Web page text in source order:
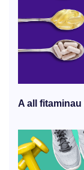
A all